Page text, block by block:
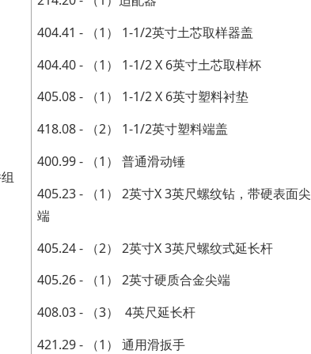
404.41 - （1） 1-1/2英寸土芯取样器盖
404.40 - （1） 1-1/2 X 6英寸土芯取样杯
405.08 - （1） 1-1/2 X 6英寸塑料衬垫
418.08 - （2） 1-1/2英寸塑料端盖
400.99 - （1） 普通滑动锤
405.23 - （1） 2英寸X 3英尺螺纹钻，带硬表面尖
端
405.24 - （2） 2英寸X 3英尺螺纹式延长杆
405.26 - （1） 2英寸硬质合金尖端
408.03 - （3） 4英尺延长杆
421.29 - （1） 通用滑扳手